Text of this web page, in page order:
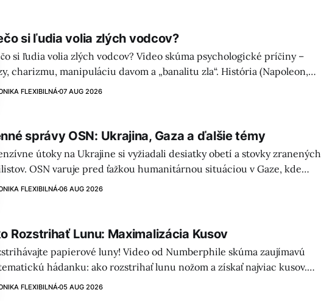
si ľudia volia zlých vodcov?
si ľudia volia zlých vodcov? Video skúma psychologické príčiny –
charizmu, manipuláciu davom a „banalitu zla“. História (Napoleon,
ilustruje, ako aj obyčajní ľudia môžu podporovať autoritarizmus.
FLEXIBILNÁ07 AUG 2026
správy OSN: Ukrajina, Gaza a ďalšie témy
útoky na Ukrajine si vyžiadali desiatky obetí a stovky zranených
OSN varuje pred ťažkou humanitárnou situáciou v Gaze, kde
vojenské operácie a je potrebné zabezpečiť prístup k pomoci.
FLEXIBILNÁ06 AUG 2026
Rozstrihať Lunu: Maximalizácia Kusov
papierové luny! Video od Numberphile skúma zaujímavú
hádanku: ako rozstrihať lunu nožom a získať najviac kusov.
je, aby každý rez prechádzal všetkými predchádzajúcimi.
FLEXIBILNÁ05 AUG 2026